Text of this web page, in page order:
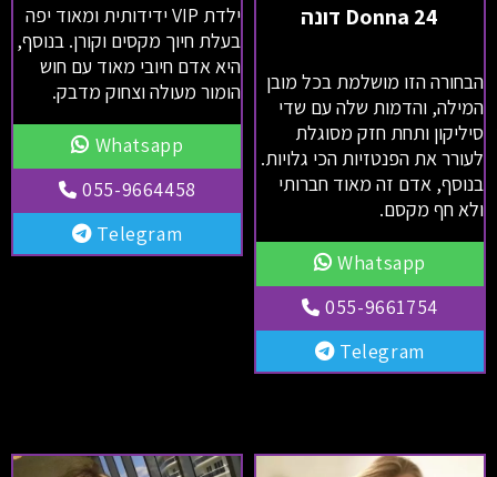
Donna 24 דונה
הבחורה הזו מושלמת בכל מובן
המילה, והדמות שלה עם שדי
סיליקון ותחת חזק מסוגלת
לעורר את הפנטזיות הכי גלויות.
בנוסף, אדם זה מאוד חברותי
ולא חף מקסם.
Whatsapp
055-9661754
Telegram
ילדת VIP ידידותית ומאוד יפה
בעלת חיוך מקסים וקורן. בנוסף,
היא אדם חיובי מאוד עם חוש
הומור מעולה וצחוק מדבק.
Whatsapp
055-9664458
Telegram